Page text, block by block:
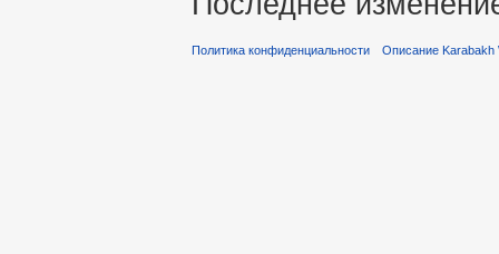
Политика конфиденциальности Описание Karabakh